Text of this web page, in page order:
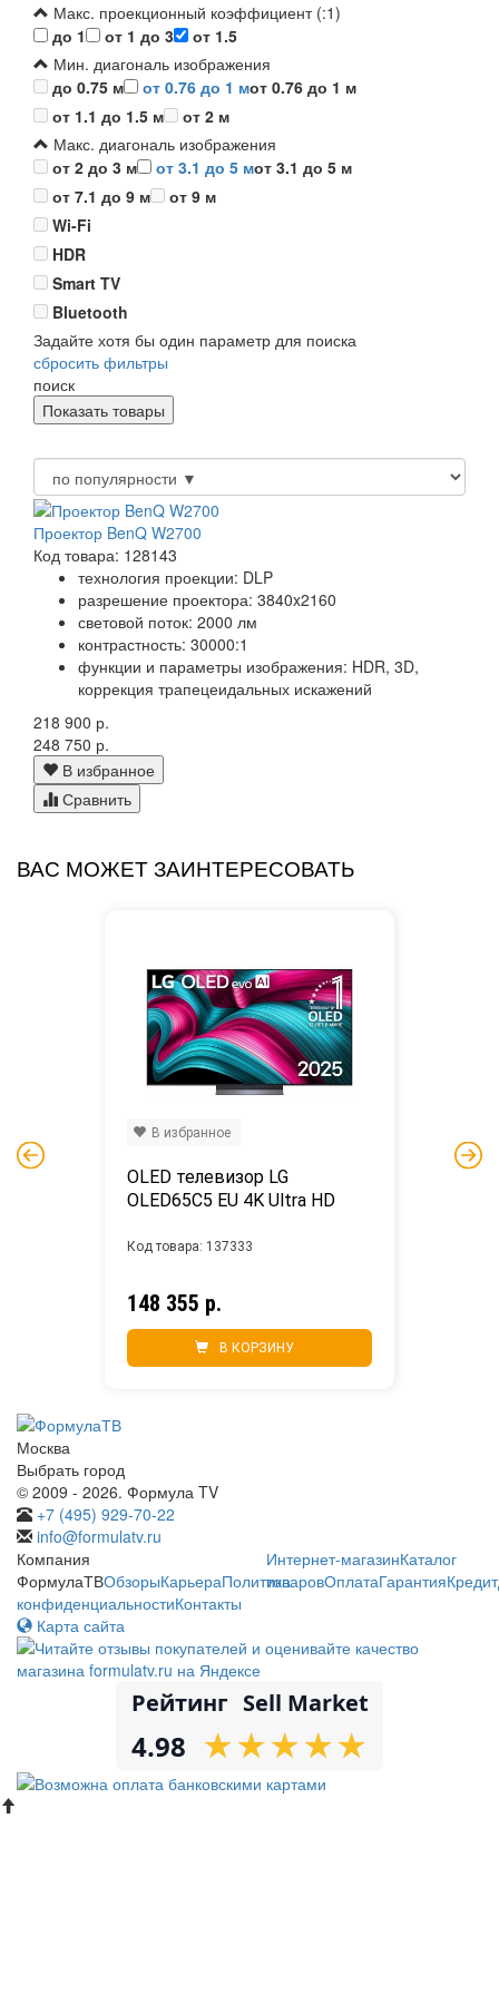
Макс. проекционный коэффициент (:1)
до 1
от 1 до 3
от 1.5
Мин. диагональ изображения
до 0.75 м
от 0.76 до 1 мот 0.76 до 1 м
от 1.1 до 1.5 м
от 2 м
Макс. диагональ изображения
от 2 до 3 м
от 3.1 до 5 мот 3.1 до 5 м
от 7.1 до 9 м
от 9 м
Wi-Fi
HDR
Smart TV
Bluetooth
Задайте хотя бы один параметр для поиска
сбросить фильтры
поиск
Проектор BenQ W2700
Код товара: 128143
технология проекции: DLP
разрешение проектора: 3840x2160
световой поток: 2000 лм
контрастность: 30000:1
функции и параметры изображения: HDR, 3D,
коррекция трапецеидальных искажений
218 900 р.
248 750 р.
В избранное
Сравнить
ВАС МОЖЕТ ЗАИНТЕРЕСОВАТЬ
OLED телевизор LG
OLED65C5 EU 4K Ultra HD
148 355 р.
В КОРЗИНУ
Код товара: 137333
В избранное
Москва
Выбрать город
© 2009 - 2026. Формула TV
+7 (495) 929-70-22
info@formulatv.ru
Компания
ФормулаТВОбзорыКарьераПолитика
конфиденциальностиКонтакты
Интернет-магазинКаталог
товаровОплатаГарантияКредит
Карта сайта
Рейтинг Sell Market
4.98 ★
★★
★★
★★
★★
★